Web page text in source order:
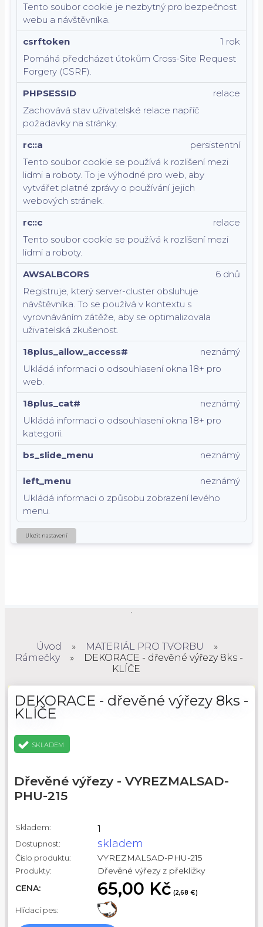
Tento soubor cookie je nezbytný pro bezpečnost
webu a návštěvníka.
csrftoken
Pomáhá předcházet útokům Cross-Site Request
Forgery (CSRF).
1 rok
PHPSESSID
Zachovává stav uživatelské relace napříč
požadavky na stránky.
relace
rc::a
Tento soubor cookie se používá k rozlišení mezi
lidmi a roboty. To je výhodné pro web, aby
vytvářet platné zprávy o používání jejich
webových stránek.
persistentní
rc::c
Tento soubor cookie se používá k rozlišení mezi
lidmi a roboty.
relace
AWSALBCORS
Registruje, který server-cluster obsluhuje
návštěvníka. To se používá v kontextu s
vyrovnáváním zátěže, aby se optimalizovala
uživatelská zkušenost.
6 dnů
18plus_allow_access#
Ukládá informaci o odsouhlasení okna 18+ pro
web.
neznámý
18plus_cat#
Ukládá informaci o odsouhlasení okna 18+ pro
kategorii.
neznámý
bs_slide_menu neznámý
left_menu
Ukládá informaci o způsobu zobrazení levého
menu.
neznámý
Uložit nastavení
Úvod » MATERIÁL PRO TVORBU
»
Rámečky
»
DEKORACE - dřevěné výřezy 8ks -
KLÍČE
DEKORACE - dřevěné výřezy 8ks -
KLÍČE
SKLADEM
Dřevěné výřezy - VYREZMALSAD-
PHU-215
Skladem: 1
Dostupnost: skladem
Číslo produktu: VYREZMALSAD-PHU-215
Produkty:
Dřevěné výřezy z překližky
CENA:
65,00 Kč (2,68 €)
Hlídací pes: